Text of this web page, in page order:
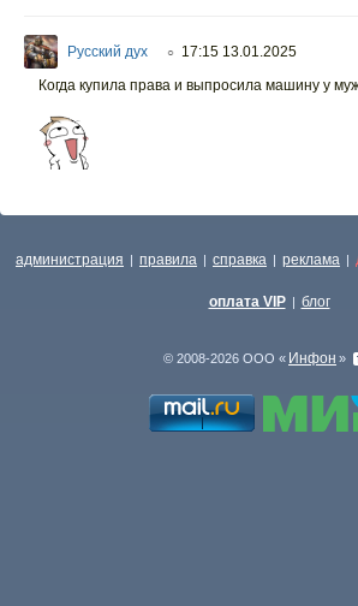
Русский дух ○ 17:15 13.01.2025
Когда купила права и выпросила машину у
администрация | правила | справка | реклама |
оплата VIP | блог
© 2008-2026 ООО « Инфон »